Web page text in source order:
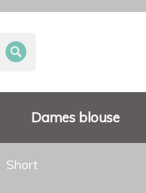
Dames blouse
Short